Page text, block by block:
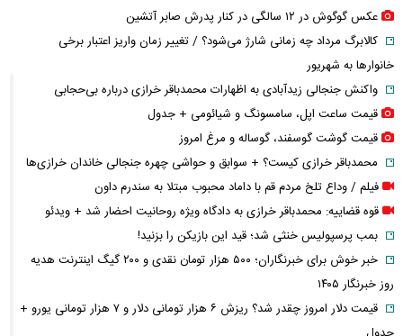
عکس گوگوش در ۱۲ سالگی در کنار پدرش صابر آتشین
کالابرگ مرداد چه زمانی شارژ می‌شود؟ / تغییر زمان واریز اعتبار برخی
خانوارها به شهریور
واکنش جنجالی زیدآبادی به اظهارات محمدباقر خرازی درباره بی‌حجابی
قیمت ساعت اپل، سامسونگ و شیائومی + جدول
قیمت گوشت گوسفند، گوساله و مرغ امروز
محمدباقر خرازی کیست؟ + سوابق و حواشی چهره جنجالی خاندان خرازی‌ها
فیلم / وداع تلخ مردم قم با داماد محبوب مبتلا به سندرم داون
قوه قضاییه: محمدباقر خرازی به دادگاه ویژه روحانیت احضار شد + ویدئو
بمب پرسپولیس خنثی شد؛ قید این بازیکن را بزنید!
خبر خوش برای خبرنگاران؛ ۵۰۰ هزار تومان نقدی و ۲۰۰ گیگ اینترنت هدیه
روز خبرنگار ۱۴۰۵
قیمت دلار امروز چقدر شد؟ ریزش ۶ هزار تومانی دلار و ۷ هزار تومانی یورو +